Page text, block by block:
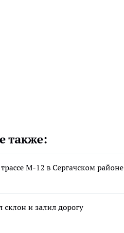
также:
М-12 в Сергачском районе
и залил дорогу